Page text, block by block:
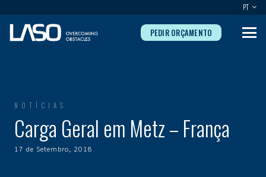
PT
PEDIR ORÇAMENTO
NOTÍCIAS
Carga Geral em Metz – França
17 de Setembro, 2018